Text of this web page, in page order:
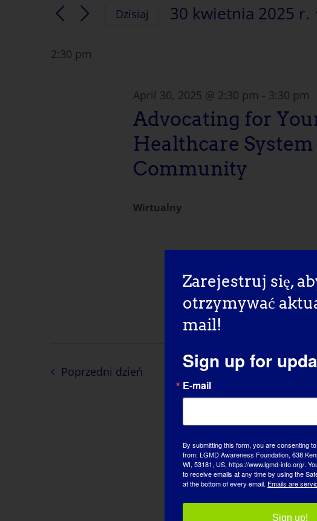
nawigacja
widoków
Szukaj
słów
Dzisiaj
30 kwietnia 2025 r.
2:30 pm
April 30, 2025 @ 2:30 pm - 3:30 pm
Advocating for
Healthcare
Community
Wirtualny
Poprzedni dzień
Zarejestruj się,
otrzymywać
mail!
Sign up for
E-mail
By submitting this form, you are consenting
from: LGMD Awareness Foundation, 638
WI, 53181, US, https://www.lgmd-info.org/.
to receive emails at any time by using the
at the bottom of every email. Emails are
Sign up!